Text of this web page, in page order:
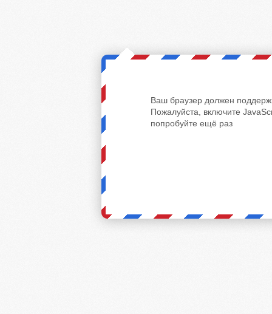
Ваш браузер должен
Пожалуйста, включите
попробуйте ещё раз